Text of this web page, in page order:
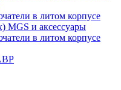
в литом корпусе
MGS и аксессуары
в литом корпусе